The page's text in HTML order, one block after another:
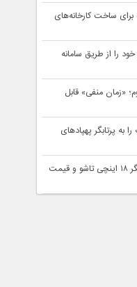
برای ساخت کارخانه‌های
را از طریق سامانه
«زمان منفی» قابل
به پرتابگر پهپادهای
لپ تاپ تاشو هواوی با نمایشگر ۱۸ اینچی تاشو و قیمت